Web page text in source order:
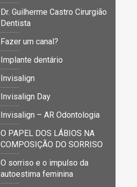
Dr. Guilherme Castro Cirurgião
Dentista
Fazer um canal?
Implante dentário
Invisalign
Invisalign Day
Invisalign – AR Odontologia
O PAPEL DOS LÁBIOS NA
COMPOSIÇÃO DO SORRISO
O sorriso e o impulso da
autoestima feminina